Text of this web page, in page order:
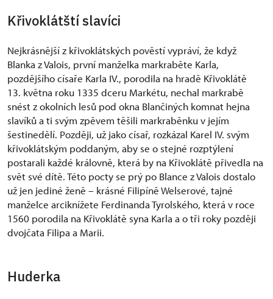
Křivoklátští slavíci
Nejkrásnější z křivoklátských pověstí vypráví, že když
Blanka z Valois, první manželka markraběte Karla,
pozdějšího císaře Karla IV., porodila na hradě Křivoklátě
13. května roku 1335 dceru Markétu, nechal markrabě
snést z okolních lesů pod okna Blančiných komnat hejna
slavíků a ti svým zpěvem těšili markraběnku v jejím
šestinedělí. Později, už jako císař, rozkázal Karel IV. svým
křivoklátským poddaným, aby se o stejné rozptýlení
postarali každé královně, která by na Křivoklátě přivedla na
svět své dítě. Této pocty se prý po Blance z Valois dostalo
už jen jediné ženě – krásné Filipíně Welserové, tajné
manželce arciknížete Ferdinanda Tyrolského, která v roce
1560 porodila na Křivoklátě syna Karla a o tři roky později
dvojčata Filipa a Marii.
Huderka